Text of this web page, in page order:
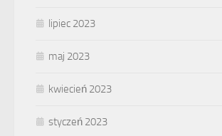
lipiec 2023
maj 2023
kwiecień 2023
styczeń 2023